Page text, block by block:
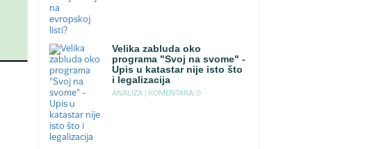
Velika zabluda oko
programa "Svoj na svome" -
Upis u katastar nije isto što
i legalizacija
ANALIZA | KOMENTARA: 0